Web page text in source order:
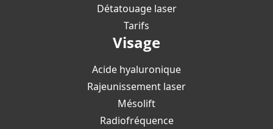
Détatouage laser
Tarifs
Visage
Acide hyaluronique
Rajeunissement laser
Mésolift
Radiofréquence